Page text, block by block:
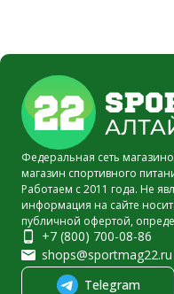
Федеральная сеть
магазин спортивного
Работаем с 2011 года. Не
информация на сайте
публичной офертой,
+7 (800) 700-08-86
shops@sportmag22.ru
Telegram